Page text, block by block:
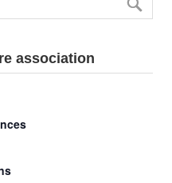
association